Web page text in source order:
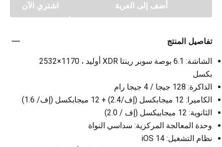
أضف إلى العربة اشتري الآن
تفاصيل المنتج
الشاشة: 6.1 بوصة سوبر رينتا XDR أوليد ، 1170×2532
بكسل
الذاكرة: 128 جيجا / 4 جيجا رام
الكاميرا: 12 ميجابكسل (إف/2.4) + 12 ميجابكسل (إف/ 1.6)
الثانوية: 12 ميجابيكسل (إف / 2.0)
وحدة المعالجة المركزية: سداسي النواة
نظام التشغيل: iOS 14